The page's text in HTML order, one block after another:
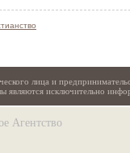
лица и
являются исключительно
Агентство